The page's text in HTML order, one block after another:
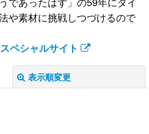
や素材に挑戦しつづけるので
ペシャルサイト
表示順変更